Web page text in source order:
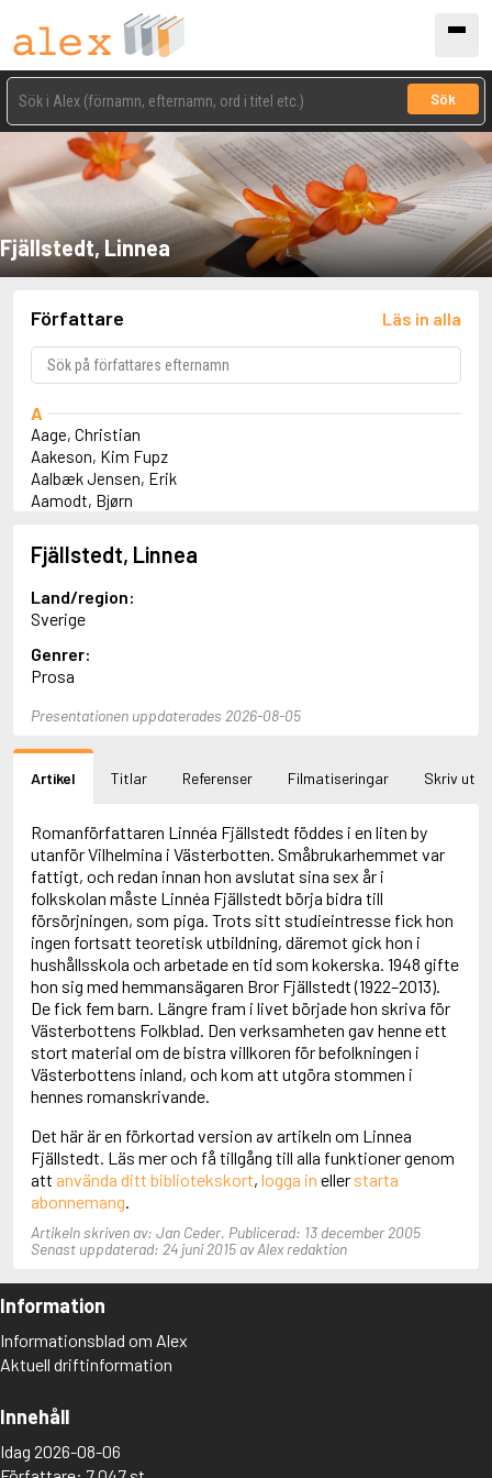
Sök
Fjällstedt, Linnea
Författare Läs in alla
A
Aage, Christian
Aakeson, Kim Fupz
Aalbæk Jensen, Erik
Aamodt, Bjørn
Abbey, Kieran
Abbot, Anthony
Abbott, John
Abbott, Megan
Abdel-Fattah, Randa
Abdolah, Kader
Abé, Kobo
Abele, Inga
Aboulela, Leila
Abrahams, Peter (f. 1947)
Abrahamson, Emmy
Abse, Dannie
Abu-Jaber, Diana
Abulhawa, Susan
Aburas, Lone
Achebe, Chinua
Achmatova, Anna
Aciman, André
Ackebo, Lena
Acker, Kathy
Ackroyd, Peter
Adam de la Halle
Adams, Douglas
Adams, Herbert
Adams, Jane
Adams, Richard
Adbåge, Emma
Adbåge, Lisen
Adiga, Aravind
Adler-Olsen, Jussi
Adlerbeth, Gudmund Jöran
Adolfsson, Evert
Adolfsson, Gunnar
Adolfsson, Josefine
Fjällstedt, Linnea
Land/region:
Sverige
Genrer:
Prosa
Presentationen uppdaterades 2026-08-05
Artikel Titlar Referenser Filmatiseringar Skriv ut
Romanförfattaren Linnéa Fjällstedt föddes i en liten by
utanför Vilhelmina i Västerbotten. Småbrukarhemmet var
fattigt, och redan innan hon avslutat sina sex år i
folkskolan måste Linnéa Fjällstedt börja bidra till
försörjningen, som piga. Trots sitt studieintresse fick hon
ingen fortsatt teoretisk utbildning, däremot gick hon i
hushållsskola och arbetade en tid som kokerska. 1948 gifte
hon sig med hemmansägaren Bror Fjällstedt (1922–2013).
De fick fem barn. Längre fram i livet började hon skriva för
Västerbottens Folkblad. Den verksamheten gav henne ett
stort material om de bistra villkoren för befolkningen i
Västerbottens inland, och kom att utgöra stommen i
hennes romanskrivande.
Det här är en förkortad version av artikeln om Linnea
Fjällstedt. Läs mer och få tillgång till alla funktioner genom
att använda ditt bibliotekskort, logga in eller starta
abonnemang.
Artikeln skriven av: Jan Ceder. Publicerad: 13 december 2005
Senast uppdaterad: 24 juni 2015 av Alex redaktion
Information
Informationsblad om Alex
Aktuell driftinformation
Innehåll
Idag 2026-08-06